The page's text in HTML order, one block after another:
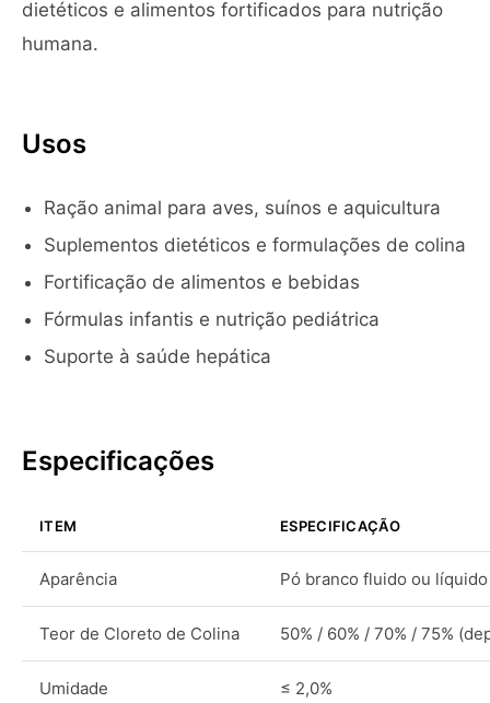
dietéticos e alimentos fortificados para nutrição
humana.
Usos
Ração animal para aves, suínos e aquicultura
Suplementos dietéticos e formulações de colina
Fortificação de alimentos e bebidas
Fórmulas infantis e nutrição pediátrica
Suporte à saúde hepática
Especificações
ITEM ESPECIFICAÇÃO
Aparência Pó branco fluido ou líquido
Teor de Cloreto de Colina 50% / 60% / 70% / 75%
Umidade ≤ 2,0%